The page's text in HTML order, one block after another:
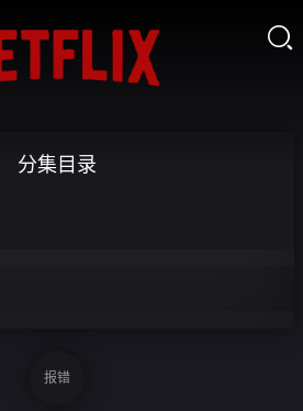

分集目录
报错